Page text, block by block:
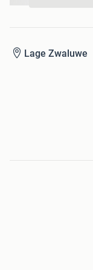
Lage Zwaluwe